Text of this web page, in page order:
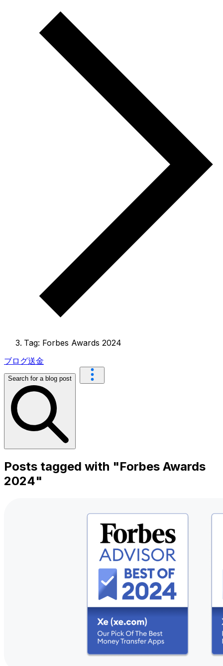
Tag: Forbes Awards 2024
ブログ送金
Search for a blog post
Posts tagged with "Forbes Awards
2024"